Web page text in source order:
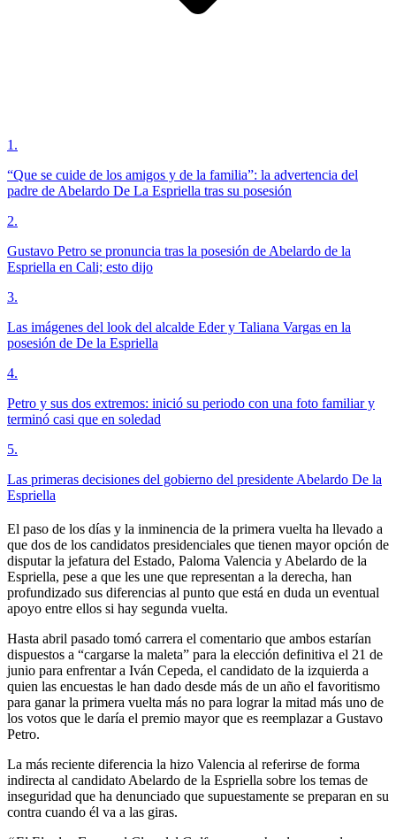
1 .
“Que se cuide de los amigos y de la familia”: la advertencia del
padre de Abelardo De La Espriella tras su posesión
2.
Gustavo Petro se pronuncia tras la posesión de Abelardo de la
Espriella en Cali; esto dijo
3.
Las imágenes del look del alcalde Eder y Taliana Vargas en la
posesión de De la Espriella
4.
Petro y sus dos extremos: inició su periodo con una foto familiar y
terminó casi que en soledad
5.
Las primeras decisiones del gobierno del presidente Abelardo De la
Espriella
El paso de los días y la inminencia de la primera vuelta ha llevado a
que dos de los candidatos presidenciales que tienen mayor opción de
disputar la jefatura del Estado, Paloma Valencia y Abelardo de la
Espriella, pese a que les une que representan a la derecha, han
profundizado sus diferencias al punto que está en duda un eventual
apoyo entre ellos si hay segunda vuelta.
Hasta abril pasado tomó carrera el comentario que ambos estarían
dispuestos a “cargarse la maleta” para la elección definitiva el 21 de
junio para enfrentar a Iván Cepeda, el candidato de la izquierda a
quien las encuestas le han dado desde más de un año el favoritismo
para ganar la primera vuelta más no para lograr la mitad más uno de
los votos que le daría el premio mayor que es reemplazar a Gustavo
Petro.
La más reciente diferencia la hizo Valencia al referirse de forma
indirecta al candidato Abelardo de la Espriella sobre los temas de
inseguridad que ha denunciado que supuestamente se preparan en su
contra cuando él va a las giras.